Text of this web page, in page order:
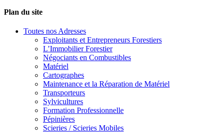
Plan du site
Toutes nos Adresses
Exploitants et Entrepreneurs Forestiers
L’Immobilier Forestier
Négociants en Combustibles
Matériel
Cartographes
Maintenance et la Réparation de Matériel
Transporteurs
Sylvicultures
Formation Professionnelle
Pépinières
Scieries / Scieries Mobiles